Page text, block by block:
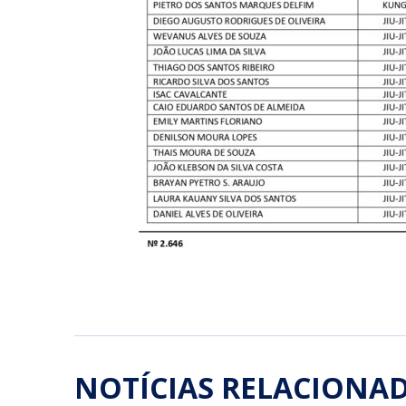
NOTÍCIAS